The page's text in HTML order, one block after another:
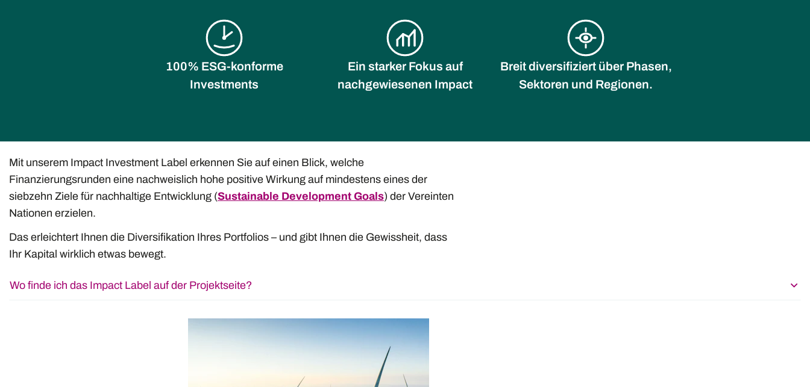
100% ESG-konforme
Investments
Ein starker Fokus auf
nachgewiesenen Impact
Breit diversifiziert über Phasen,
Sektoren und Regionen.
Mit unserem Impact Investment Label erkennen Sie auf einen Blick, welche
Finanzierungsrunden eine nachweislich hohe positive Wirkung auf mindestens eines der
siebzehn Ziele für nachhaltige Entwicklung (Sustainable Development Goals) der Vereinten
Nationen erzielen.
Das erleichtert Ihnen die Diversifikation Ihres Portfolios – und gibt Ihnen die Gewissheit, dass
Ihr Kapital wirklich etwas bewegt.
Wo finde ich das Impact Label auf der Projektseite?